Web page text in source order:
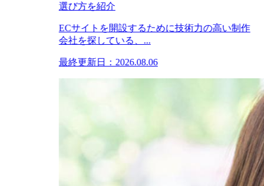
選び方を紹介
ECサイトを開設するために技術力の高い制作
会社を探している、...
最終更新日：2026.08.06